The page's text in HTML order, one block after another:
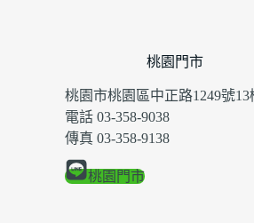
桃園門市
桃園市桃園區中正路1249號13
電話 03-358-9038
傳真 03-358-9138
桃園門市